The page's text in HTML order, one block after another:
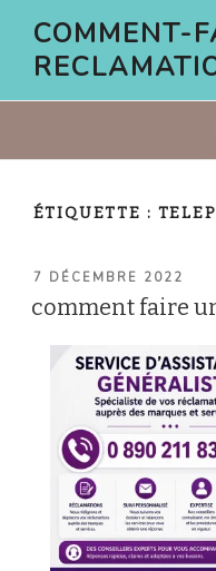
contenu
COMMENT-
ÉTIQUETTE :
PUBLIÉ
7 DÉCEMBRE 2022
comment faire